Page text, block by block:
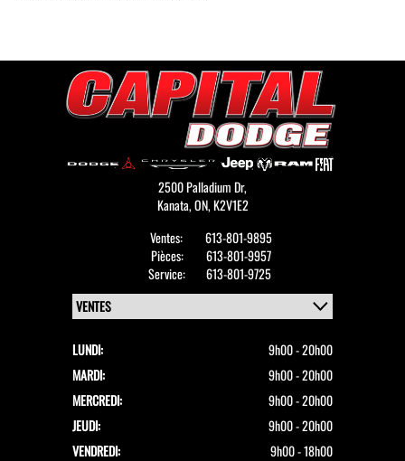
2500 Palladium Dr,
Kanata,ON, K2V1E2
Ventes:
613-801-9895
Pièces:
613-801-9957
Service:
613-801-9725
LUNDI:
9h00 - 20h00
MARDI:
9h00 - 20h00
MERCREDI:
9h00 - 20h00
JEUDI:
9h00 - 20h00
VENDREDI:
9h00 - 18h00